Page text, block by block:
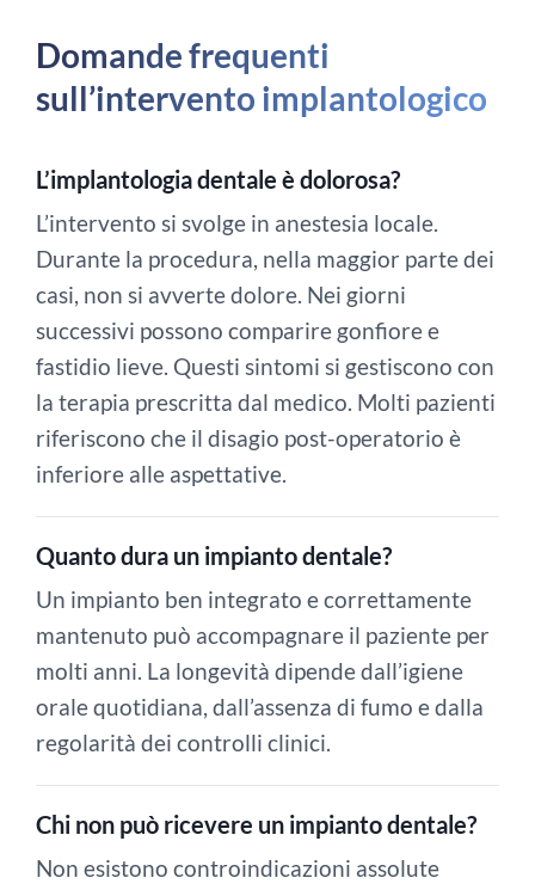
Domande frequenti
sull’intervento implantologico
L’implantologia dentale è dolorosa?
L’intervento si svolge in anestesia locale.
Durante la procedura, nella maggior parte dei
casi, non si avverte dolore. Nei giorni
successivi possono comparire gonfiore e
fastidio lieve. Questi sintomi si gestiscono con
la terapia prescritta dal medico. Molti pazienti
riferiscono che il disagio post-operatorio è
inferiore alle aspettative.
Quanto dura un impianto dentale?
Un impianto ben integrato e correttamente
mantenuto può accompagnare il paziente per
molti anni. La longevità dipende dall’igiene
orale quotidiana, dall’assenza di fumo e dalla
regolarità dei controlli clinici.
Chi non può ricevere un impianto dentale?
Non esistono controindicazioni assolute